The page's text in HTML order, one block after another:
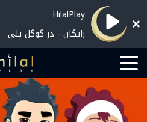
HilalPlay
رایگان - در گوگل پلی